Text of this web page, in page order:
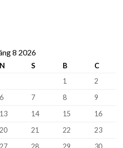
8 2026
N S B
C
1
2
6 7 8
9
13 14 15
16
20 21 22
23
27 28 29
30